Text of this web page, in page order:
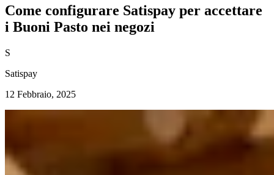
Come configurare Satispay per accettare
i Buoni Pasto nei negozi
S
Satispay
12 Febbraio, 2025